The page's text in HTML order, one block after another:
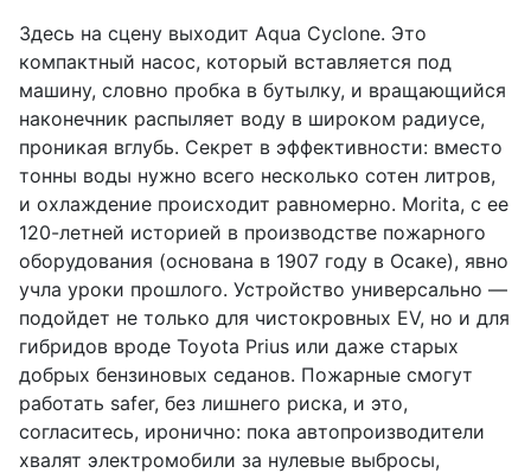
Здесь на сцену выходит Aqua Cyclone. Это
компактный насос, который вставляется под
машину, словно пробка в бутылку, и вращающийся
наконечник распыляет воду в широком радиусе,
проникая вглубь. Секрет в эффективности: вместо
тонны воды нужно всего несколько сотен литров,
и охлаждение происходит равномерно. Morita, с ее
120-летней историей в производстве пожарного
оборудования (основана в 1907 году в Осаке), явно
учла уроки прошлого. Устройство универсально —
подойдет не только для чистокровных EV, но и для
гибридов вроде Toyota Prius или даже старых
добрых бензиновых седанов. Пожарные смогут
работать safer, без лишнего риска, и это,
согласитесь, иронично: пока автопроизводители
хвалят электромобили за нулевые выбросы,